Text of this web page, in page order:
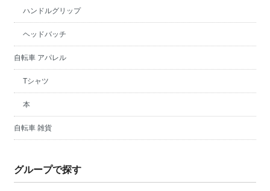
ハンドルグリップ
ヘッドバッチ
自転車 アパレル
Tシャツ
本
自転車 雑貨
グループで探す